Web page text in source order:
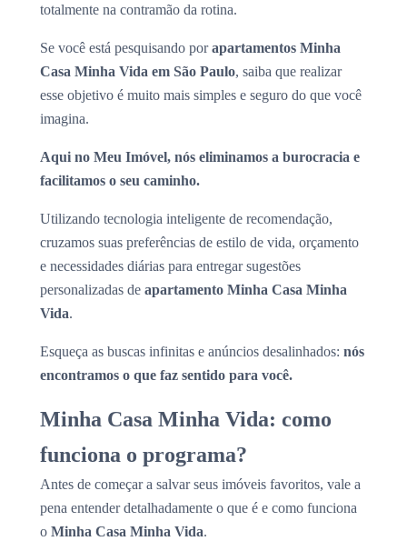
totalmente na contramão da rotina.
Se você está pesquisando porapartamentos Minha
Casa Minha Vida em São Paulo, saiba que realizar
esse objetivo é muito mais simples e seguro do que você
imagina.
Aqui no Meu Imóvel, nós eliminamos a burocracia e
facilitamos o seu caminho.
Utilizando tecnologia inteligente de recomendação,
cruzamos suas preferências de estilo de vida, orçamento
e necessidades diárias para entregar sugestões
personalizadas de apartamento Minha Casa Minha
Vida.
Esqueça as buscas infinitas e anúncios desalinhados: nós
encontramos o que faz sentido para você.
Minha Casa Minha Vida: como
funciona o programa?
Antes de começar a salvar seus imóveis favoritos, vale a
pena entender detalhadamente o que é e como funciona
o Minha Casa Minha Vida.